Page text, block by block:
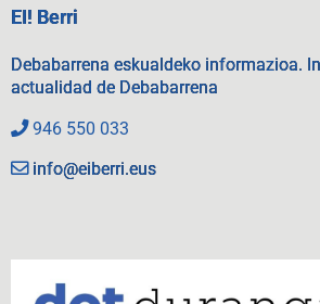
EI! Berri
Debabarrena eskualdeko informazioa.
actualidad de Debabarrena
946 550 033
info@eiberri.eus